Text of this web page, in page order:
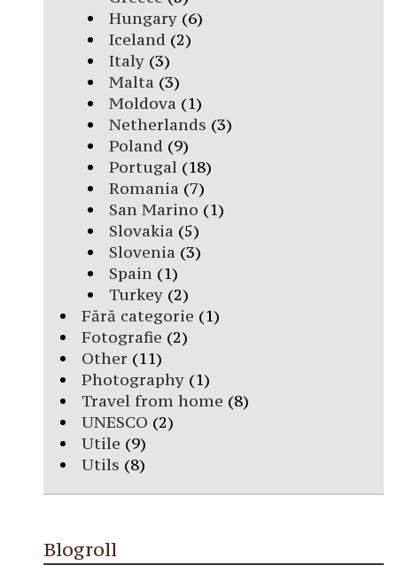
Hungary(6)
Iceland (2)
Italy(3)
Malta (3)
Moldova (1)
Netherlands (3)
Poland (9)
Portugal(18)
Romania (7)
San Marino (1)
Slovakia (5)
Slovenia (3)
Spain(1)
Turkey(2)
Fără categorie (1)
Fotografie (2)
Other (11)
Photography (1)
Travel from home (8)
UNESCO (2)
Utile (9)
Utils (8)
Blogroll